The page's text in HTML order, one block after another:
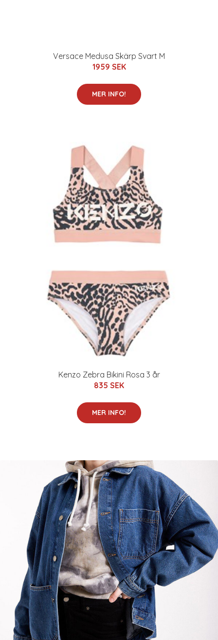
Versace Medusa Skärp Svart M
1959 SEK
MER INFO!
Kenzo Zebra Bikini Rosa 3 år
835 SEK
MER INFO!